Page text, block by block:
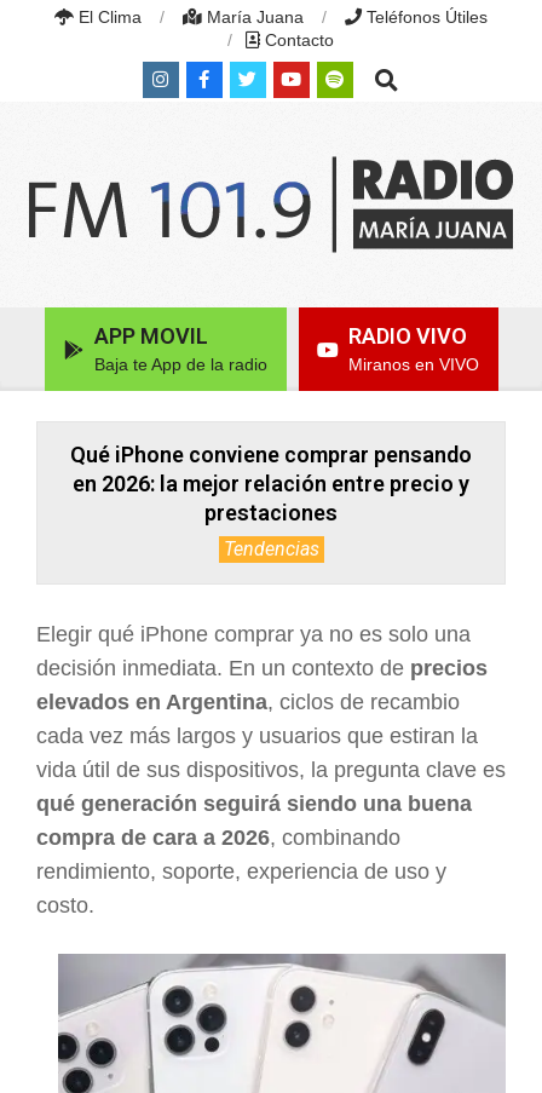
El Clima María Juana
Teléfonos Útiles
Contacto
Search
JUANA
FM
MARÍA
JUANA,
Navigation APP MOVIL
Baja te App de la radio
RADIO VIVO
Miranos en VIVO
Qué iPhone conviene comprar pensando
en 2026: la mejor relación entre precio y
prestaciones
Tendencias
Elegir qué iPhone comprar ya no es solo una
decisión inmediata. En un contexto de precios
elevados en Argentina, ciclos de recambio
cada vez más largos y usuarios que estiran la
vida útil de sus dispositivos, la pregunta clave es
qué generación seguirá siendo una buena
compra de cara a 2026, combinando
rendimiento, soporte, experiencia de uso y
costo.